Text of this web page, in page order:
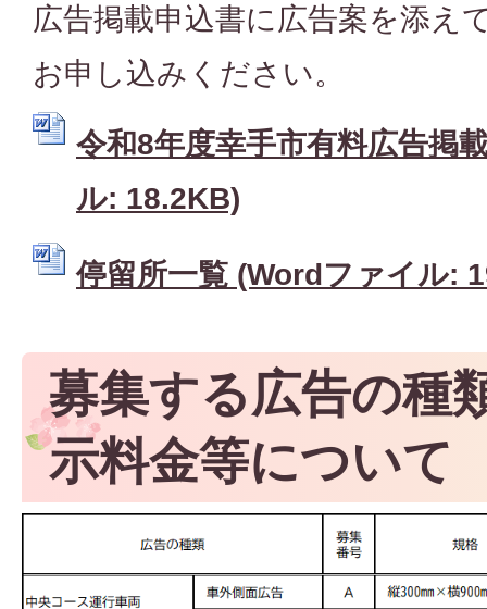
広告掲載申込書に広告案を添え
お申し込みください。
令和8年度幸手市有料広告掲
ル: 18.2KB)
停留所一覧 (Wordファイル:
募集する広告の種
示料金等について